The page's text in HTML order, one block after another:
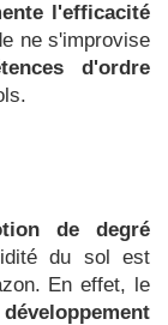
l'efficacité
ne s'improvise
d'ordre
de degré
du sol est
En effet, le
développement